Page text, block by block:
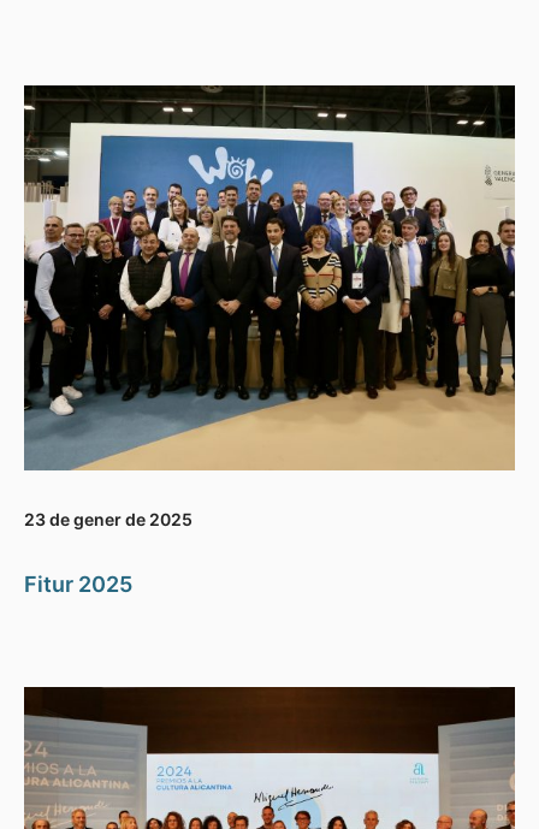
23 de gener de 2025
Fitur 2025